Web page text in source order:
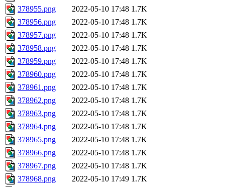
378955.png
2022-05-10 17:48 1.7K
378956.png
2022-05-10 17:48 1.7K
378957.png
2022-05-10 17:48 1.7K
378958.png
2022-05-10 17:48 1.7K
378959.png
2022-05-10 17:48 1.7K
378960.png
2022-05-10 17:48 1.7K
378961.png
2022-05-10 17:48 1.7K
378962.png
2022-05-10 17:48 1.7K
378963.png
2022-05-10 17:48 1.7K
378964.png
2022-05-10 17:48 1.7K
378965.png
2022-05-10 17:48 1.7K
378966.png
2022-05-10 17:48 1.7K
378967.png
2022-05-10 17:48 1.7K
378968.png
2022-05-10 17:49 1.7K